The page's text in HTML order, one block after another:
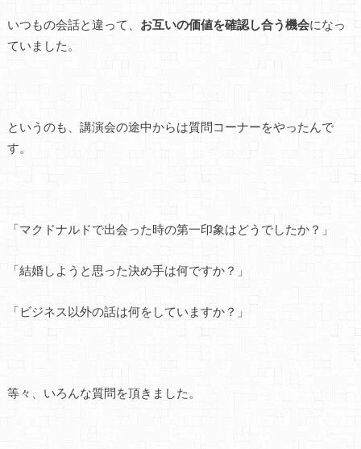
いつもの会話と違って、 お互いの価値を確認し合う機会になっ
ていました。
というのも、講演会の途中からは質問コーナーをやったんで
す。
「マクドナルドで出会った時の第一印象はどうでしたか？」
「結婚しようと思った決め手は何ですか？」
「ビジネス以外の話は何をしていますか？」
等々、いろんな質問を頂きました。